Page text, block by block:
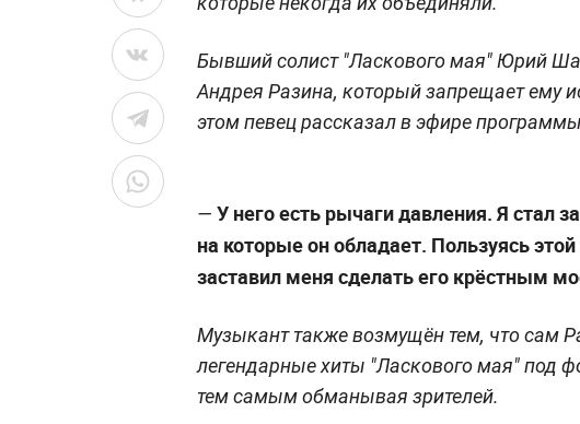
Бывший солист "Ласкового мая" Юрий
Андрея Разина, который запрещает ему
этом певец рассказал в эфире
— У него есть рычаги давления. Я стал
на которые он обладает. Пользуясь
заставил меня сделать его крёстным
Музыкант также возмущён тем, что сам
легендарные хиты "Ласкового мая" под
тем самым обманывая зрителей.